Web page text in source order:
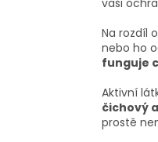
Na rozdíl
nebo ho
funguje
Aktivní
čichový
prostě